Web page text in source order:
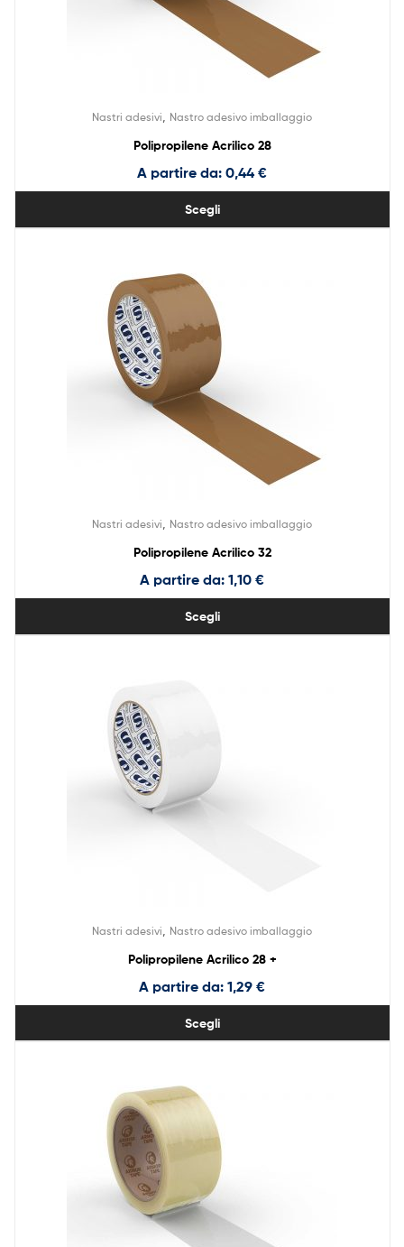
Nastri adesivi Nastro adesivo imballaggio
Polipropilene Acrilico 28
A partire da: 0,44 €
Scegli
Nastri adesivi Nastro adesivo imballaggio
Polipropilene Acrilico 32
A partire da: 1,10 €
Scegli
Nastri adesivi Nastro adesivo imballaggio
Polipropilene Acrilico 28 +
A partire da: 1,29 €
Scegli